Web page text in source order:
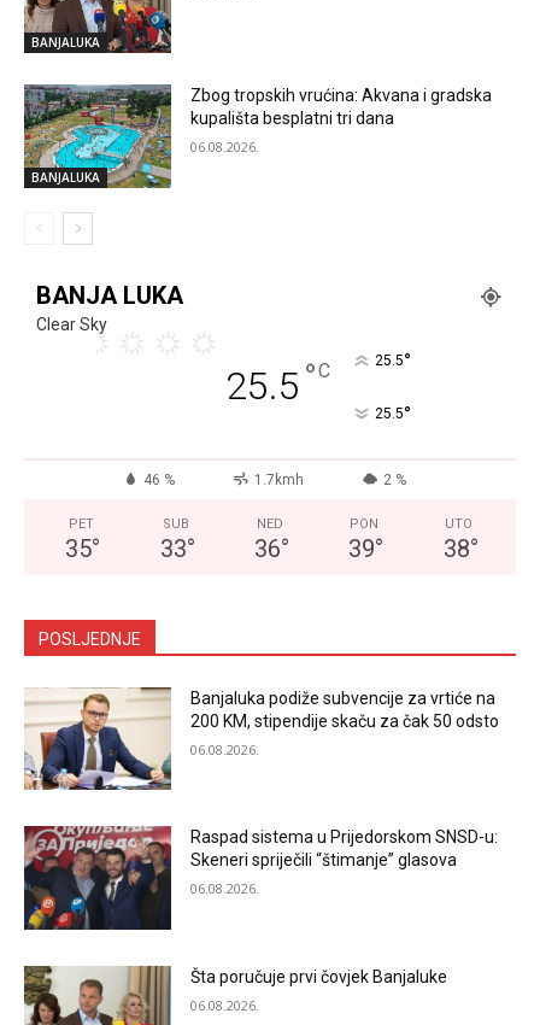
BANJALUKA
BANJALUKA
Zbog tropskih vrućina: Akvana i gradska
kupališta besplatni tri dana
06.08.2026.
BANJA LUKA
Clear Sky
25.5 °C 25.5°
25.5°
46 % 1.7kmh 2 %
PET
35°
SUB
33°
NED
36°
PON
39°
UTO
38°
POSLJEDNJE
Banjaluka podiže subvencije za vrtiće na
200 KM, stipendije skaču za čak 50 odsto
06.08.2026.
Raspad sistema u Prijedorskom SNSD-u:
Skeneri spriječili “štimanje” glasova
06.08.2026.
Šta poručuje prvi čovjek Banjaluke
06.08.2026.